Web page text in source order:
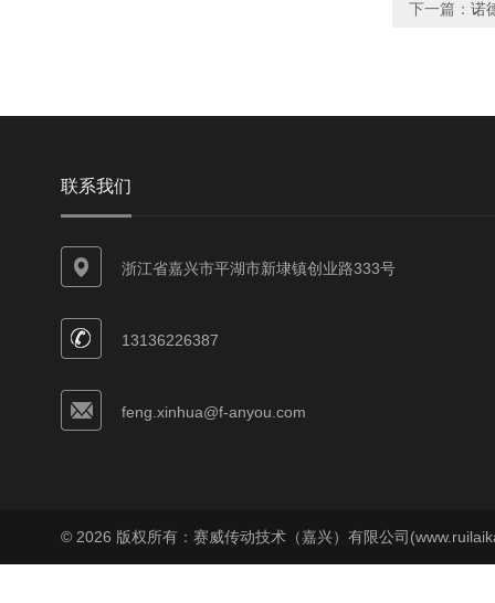
下一篇： 诺
联系我们
浙江省嘉兴市平湖市新埭镇创业路333号
13136226387
feng.xinhua@f-anyou.com
© 2026 版权所有：赛威传动技术（嘉兴）有限公司